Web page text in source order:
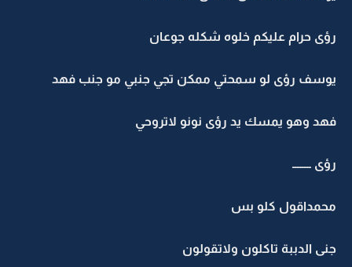
رؤى حرام عليكم خلوه شكله جوعان
يوسف رؤى لو سمحتي ممكن تجي جنبي مو جنب فهد
فهد وهو يمسك يد رؤى نونو لاتروحي
رؤى ــــــــ
محمداقول كلو بس
جنى الدببة تاكلون ولاتقولون